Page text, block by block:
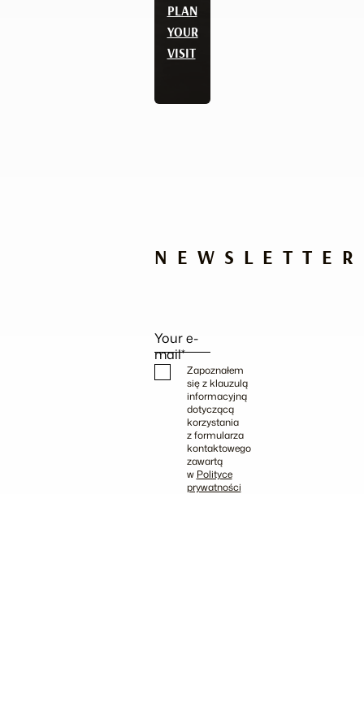
PLAN
YOUR
VISIT
NEWSLETTER
Your e-
mail*
Zapoznałem
się z klauzulą
informacyjną
dotyczącą
korzystania
z formularza
kontaktowego
zawartą
w Polityce
prywatności